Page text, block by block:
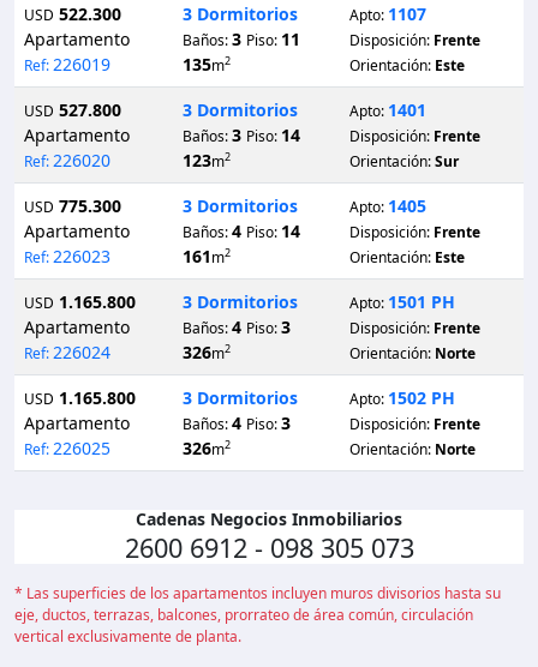
USD 522.300
Apartamento
Ref: 226019
3 Dormitorios
Baños:3 Piso: 11
135m2
Apto: 1107
Disposición: Frente
Orientación: Este
USD 527.800
Apartamento
Ref: 226020
3 Dormitorios
Baños:3 Piso: 14
123m2
Apto: 1401
Disposición: Frente
Orientación:Sur
USD 775.300
Apartamento
Ref: 226023
3 Dormitorios
Baños:4 Piso: 14
161m2
Apto: 1405
Disposición: Frente
Orientación: Este
USD 1.165.800
Apartamento
Ref: 226024
3 Dormitorios
Baños:4 Piso:3
326m2
Apto: 1501 PH
Disposición: Frente
Orientación: Norte
USD 1.165.800
Apartamento
Ref: 226025
3 Dormitorios
Baños:4 Piso:3
326m2
Apto: 1502 PH
Disposición: Frente
Orientación: Norte
Cadenas Negocios Inmobiliarios
2600 6912 - 098 305 073
* Las superficies de los apartamentos incluyen muros divisorios hasta su
eje, ductos, terrazas, balcones, prorrateo de área común, circulación
vertical exclusivamente de planta.